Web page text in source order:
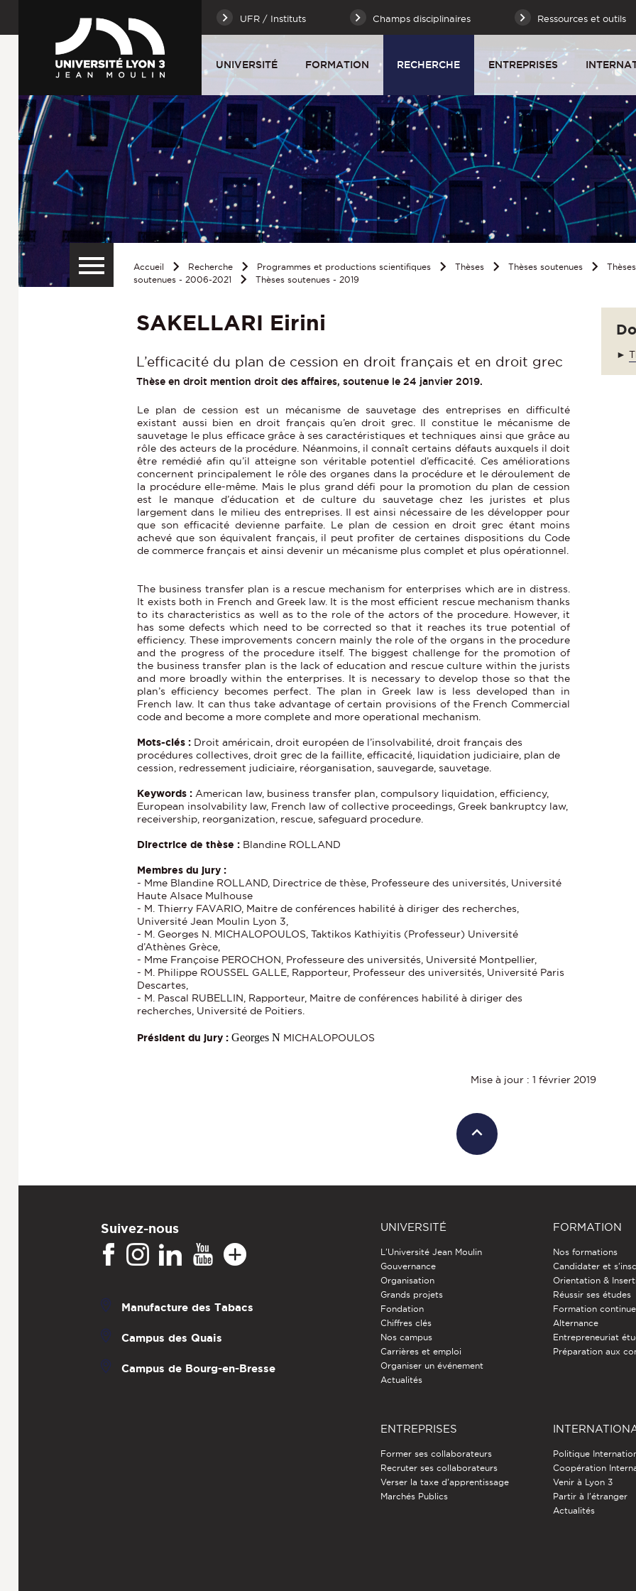
UFR / Instituts Champs disciplinaires Ressources et outils
UNIVERSITÉ FORMATION RECHERCHE ENTREPRISES
Accueil Recherche Programmes et productions scientifiques Thèses Thèses soutenues
Thèses
soutenues - 2006-2021
Thèses soutenues - 2019
SAKELLARI Eirini
L’efficacité du plan de cession en droit français et en droit grec
Thèse en droit mention droit des affaires, soutenue le 24 janvier 2019.
Le plan de cession est un mécanisme de sauvetage des entreprises en difficulté
existant aussi bien en droit français qu’en droit grec. Il constitue le mécanisme de
sauvetage le plus efficace grâce à ses caractéristiques et techniques ainsi que grâce au
rôle des acteurs de la procédure. Néanmoins, il connaît certains défauts auxquels il doit
être remédié afin qu’il atteigne son véritable potentiel d’efficacité. Ces améliorations
concernent principalement le rôle des organes dans la procédure et le déroulement de
la procédure elle-même. Mais le plus grand défi pour la promotion du plan de cession
est le manque d’éducation et de culture du sauvetage chez les juristes et plus
largement dans le milieu des entreprises. Il est ainsi nécessaire de les développer pour
que son efficacité devienne parfaite. Le plan de cession en droit grec étant moins
achevé que son équivalent français, il peut profiter de certaines dispositions du Code
de commerce français et ainsi devenir un mécanisme plus complet et plus opérationnel.
The business transfer plan is a rescue mechanism for enterprises which are in distress.
It exists both in French and Greek law. It is the most efficient rescue mechanism thanks
to its characteristics as well as to the role of the actors of the procedure. However, it
has some defects which need to be corrected so that it reaches its true potential of
efficiency. These improvements concern mainly the role of the organs in the procedure
and the progress of the procedure itself. The biggest challenge for the promotion of
the business transfer plan is the lack of education and rescue culture within the jurists
and more broadly within the enterprises. It is necessary to develop those so that the
plan’s efficiency becomes perfect. The plan in Greek law is less developed than in
French law. It can thus take advantage of certain provisions of the French Commercial
code and become a more complete and more operational mechanism.
Mots-clés : Droit américain, droit européen de l’insolvabilité, droit français des
procédures collectives, droit grec de la faillite, efficacité, liquidation judiciaire, plan de
cession, redressement judiciaire, réorganisation, sauvegarde, sauvetage.
Keywords : American law, business transfer plan, compulsory liquidation, efficiency,
European insolvability law, French law of collective proceedings, Greek bankruptcy law,
receivership, reorganization, rescue, safeguard procedure.
Directrice de thèse : Blandine ROLLAND
Membres du jury :
- Mme Blandine ROLLAND, Directrice de thèse, Professeure des universités, Université
Haute Alsace Mulhouse
- M. Thierry FAVARIO, Maitre de conférences habilité à diriger des recherches,
Université Jean Moulin Lyon 3,
- M. Georges N. MICHALOPOULOS, Taktikos Kathiyitis (Professeur) Université
d’Athènes Grèce,
- Mme Françoise PEROCHON, Professeure des universités, Université Montpellier,
- M. Philippe ROUSSEL GALLE, Rapporteur, Professeur des universités, Université Paris
Descartes,
- M. Pascal RUBELLIN, Rapporteur, Maitre de conférences habilité à diriger des
recherches, Université de Poitiers.
Président du jury : Georges N MICHALOPOULOS
►
Mise à jour : 1 février 2019
Suivez-nous
Manufacture des Tabacs
Campus des Quais
Campus de Bourg-en-Bresse
UNIVERSITÉ
L'Université Jean Moulin
Gouvernance
Organisation
Grands projets
Fondation
Chiffres clés
Nos campus
Carrières et emploi
Organiser un événement
Actualités
FORMATION
Nos formations
Candidater et
Orientation &
Réussir ses études
Formation continue
Alternance
Entrepreneuriat
Préparation aux
ENTREPRISES
Former ses collaborateurs
Recruter ses collaborateurs
Verser la taxe d'apprentissage
Marchés Publics
Politique
Coopération
Venir à Lyon 3
Partir à l'étranger
Actualités